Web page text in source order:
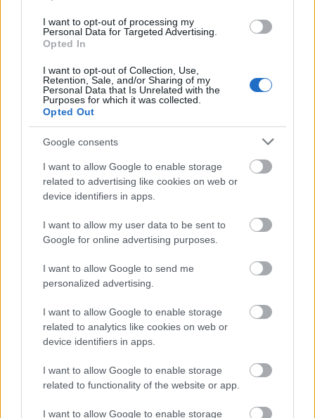
I want to opt-out of processing my
Personal Data for Targeted Advertising.
Opted In
I want to opt-out of Collection, Use,
Retention, Sale, and/or Sharing of my
Personal Data that Is Unrelated with the
Purposes for which it was collected.
Opted Out
Google consents
I want to allow Google to enable storage
related to advertising like cookies on web or
device identifiers in apps.
I want to allow my user data to be sent to
Google for online advertising purposes.
I want to allow Google to send me
personalized advertising.
I want to allow Google to enable storage
related to analytics like cookies on web or
device identifiers in apps.
I want to allow Google to enable storage
related to functionality of the website or app.
I want to allow Google to enable storage
Kamaraszínház Shure Stúdiójában - Shakespeare
Titus Andronicusát. Sőt, abban több volt a morbid
értelmezés, a groteszkum, az akasztófahumor, a
találóan játékos jelmezötlet. (Akkor épp Németh
Ákos segédkezett dramaturgként, s Benedek Mari
öltöztette a szereplőket.) Ezúttal Tresz Zsuzsa szín-
és formadinamikával nemigen segíti a rendező
lendületes vonalvezetését. Igaz, Tordai Teri
(Mariann) extra ruhákat kapott. A (csuklósérülésével
hősiesen küzdő) színésznő szívesen hajlana az
ironizálásra - a gyertyafény mellett űzött szeánszok
természetét lebegni hagyja , de az általános
játékmód ezt alig engedi. Nem valószínű, hogy ez az
asszony úgy járatná mégoly lenézett "férjét", mint
ahogy Mura mindenestül - és indokolatlanul - lefelé
stilizált szerepében Törköly Levente búsképű lovagja
eleganciája alatta marad a kívánatosnak. A színész
lehetőleg a visszafogottságot választja sűrű és
a hangfekvésből, a csendességből dolgoznia, mert ő
nem az a színész, akitől hitelesen hangzik a színpadi
basszameg. A fiát, Hunyadot játszó Jánosi Dávid
mint álmatag ideggóc a hullaházi vízióban (apja
halálokára ráébredve) szerzi a legsikerültebb
pillanatokat. Az 1. és 2. Autótolvaj, Balogh Rodrigó